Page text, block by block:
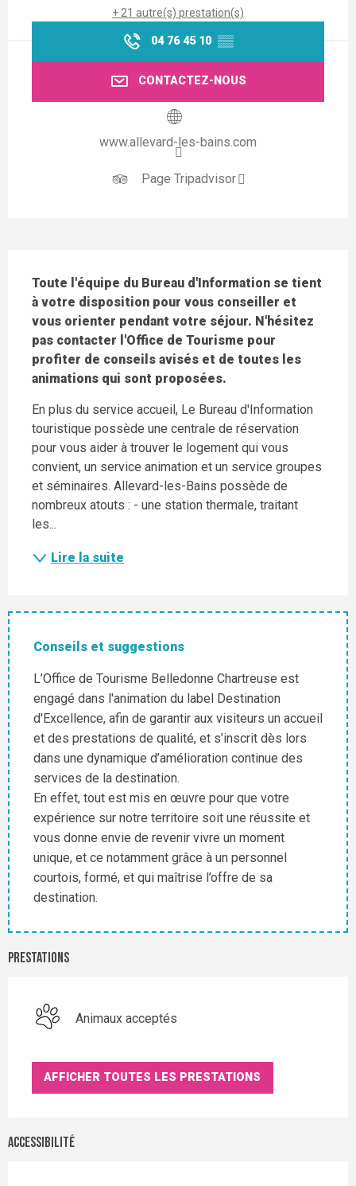
+ 21 autre(s) prestation(s)
04 76 45 10 ▒▒
CONTACTEZ-NOUS
www.allevard-les-bains.com
Page Tripadvisor
Toute l'équipe du Bureau d'Information se tient
à votre disposition pour vous conseiller et
vous orienter pendant votre séjour. N'hésitez
pas contacter l'Office de Tourisme pour
profiter de conseils avisés et de toutes les
animations qui sont proposées.
En plus du service accueil, Le Bureau d'Information
touristique possède une centrale de réservation
pour vous aider à trouver le logement qui vous
convient, un service animation et un service groupes
et séminaires. Allevard-les-Bains possède de
nombreux atouts : - une station thermale, traitant
les...
Lire la suite
Conseils et suggestions
L’Office de Tourisme Belledonne Chartreuse est
engagé dans l'animation du label Destination
d'Excellence, afin de garantir aux visiteurs un accueil
et des prestations de qualité, et s’inscrit dès lors
dans une dynamique d’amélioration continue des
services de la destination.
En effet, tout est mis en œuvre pour que votre
expérience sur notre territoire soit une réussite et
vous donne envie de revenir vivre un moment
unique, et ce notamment grâce à un personnel
courtois, formé, et qui maîtrise l’offre de sa
destination.
Prestations
Animaux acceptés
AFFICHER TOUTES LES PRESTATIONS
Accessibilité